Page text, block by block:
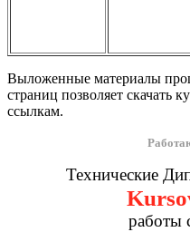
Выложенные материалы
страниц позволяет скачать
ссылкам.
Технические
работы